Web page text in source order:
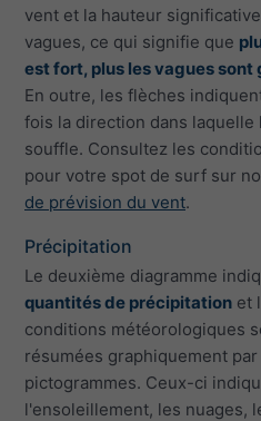
vent et la hauteur
vagues, ce qui signifie que
est fort, plus les vagues sont
En outre, les flèches
fois la direction dans laquelle
souffle. Consultez les
pour votre spot de surf sur
de prévision du vent.
Précipitation
Le deuxième diagramme
quantités de précipitation et
conditions météorologiques
résumées graphiquement
pictogrammes. Ceux-ci
l'ensoleillement, les nuages,